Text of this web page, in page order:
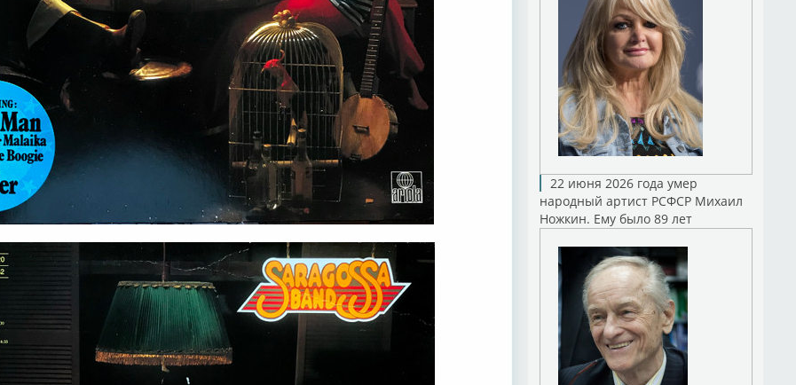
22 июня 2026 года умер
народный артист РСФСР Михаил
Ножкин. Ему было 89 лет